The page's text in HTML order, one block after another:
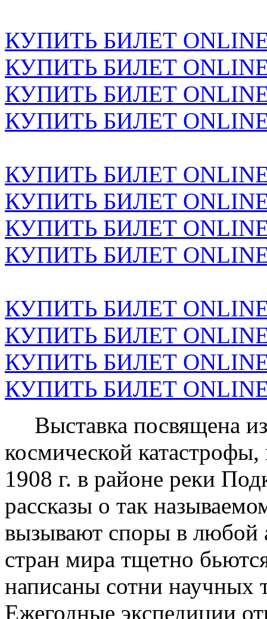
КУПИТЬ БИЛЕТ ONLINE
КУПИТЬ БИЛЕТ ONLINE
КУПИТЬ БИЛЕТ ONLINE
КУПИТЬ БИЛЕТ ONLINE
КУПИТЬ БИЛЕТ ONLINE
КУПИТЬ БИЛЕТ ONLINE
КУПИТЬ БИЛЕТ ONLINE
КУПИТЬ БИЛЕТ ONLINE
КУПИТЬ БИЛЕТ ONLINE
КУПИТЬ БИЛЕТ ONLINE
КУПИТЬ БИЛЕТ ONLINE
КУПИТЬ БИЛЕТ ONLINE
Выставка посвящена
космической
1908 г. в районе реки
рассказы о так
вызывают споры в любой
стран мира тщетно
написаны сотни научных
Ежегодные экспедиции